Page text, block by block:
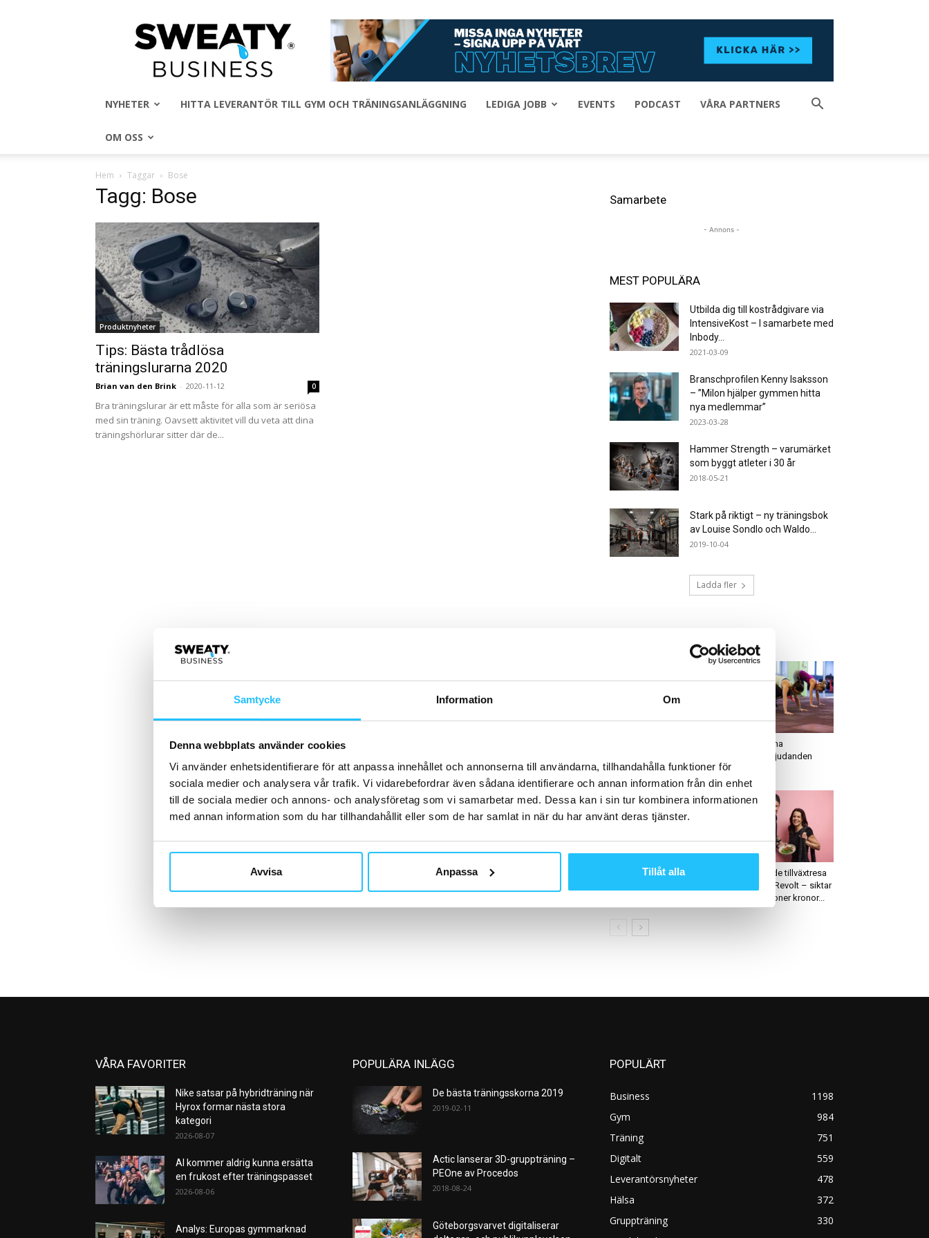
Samtycke Information Om
Denna webbplats använder cookies
Vi använder enhetsidentifierare för att anpassa innehållet och annonserna till användarna, tillhandahålla funktioner för
sociala medier och analysera vår trafik. Vi vidarebefordrar även sådana identifierare och annan information från din enhet
till de sociala medier och annons- och analysföretag som vi samarbetar med. Dessa kan i sin tur kombinera informationen
med annan information som du har tillhandahållit eller som de har samlat in när du har använt deras tjänster.
Avvisa Anpassa Tillåt alla
Sweaty
Business
NYHETER HITTA LEVERANTÖR TILL GYM OCH TRÄNINGSANLÄGGNING LEDIGA JOBB EVENTS PODCAST VÅRA PARTNERS
OM OSS
Hem Taggar Bose
Tagg: Bose
Produktnyheter
Tips: Bästa trådlösa
träningslurarna 2020
Brian van den Brink - 2020-11-12 0
Bra träningslurar är ett måste för alla som är seriösa
med sin träning. Oavsett aktivitet vill du veta att dina
träningshörlurar sitter där de...
Samarbete
- Annons -
MEST POPULÄRA
Utbilda dig till kostrådgivare via
IntensiveKost – I samarbete med
Inbody...
2021-03-09
Branschprofilen Kenny Isaksson
– ”Milon hjälper gymmen hitta
nya medlemmar”
2023-03-28
Hammer Strength – varumärket
som byggt atleter i 30 år
2018-05-21
Stark på riktigt – ny träningsbok
av Louise Sondlo och Waldo...
2019-10-04
Ladda fler
kontroversiella uttalanden
Paketera dina
träningserbjudanden
Business
Brian van den Brink från
Business
Imponerande tillväxtresa
för Weekly Revolt – siktar
mot 45 miljoner kronor...
VÅRA FAVORITER
Nike satsar på hybridträning när
Hyrox formar nästa stora
kategori
2026-08-07
AI kommer aldrig kunna ersätta
en frukost efter träningspasset
2026-08-06
Analys: Europas gymmarknad
POPULÄRA INLÄGG
De bästa träningsskorna 2019
2019-02-11
Actic lanserar 3D-gruppträning –
PEOne av Procedos
2018-08-24
Göteborgsvarvet digitaliserar
POPULÄRT
Business
1198
Gym
984
Träning
751
Digitalt
559
Leverantörsnyheter
478
Hälsa
372
Gruppträning
330